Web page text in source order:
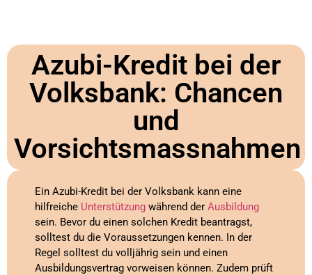
Azubi-Kredit bei der
Volksbank: Chancen
und
Vorsichtsmassnahmen
Ein Azubi-Kredit bei der Volksbank kann eine
hilfreiche Unterstützung während der Ausbildung
sein. Bevor du einen solchen Kredit beantragst,
solltest du die Voraussetzungen kennen. In der
Regel solltest du volljährig sein und einen
Ausbildungsvertrag vorweisen können. Zudem prüft